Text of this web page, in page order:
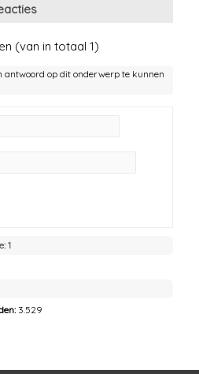
(van in totaal 1)
antwoord op dit onderwerp te kunnen
1
3.529